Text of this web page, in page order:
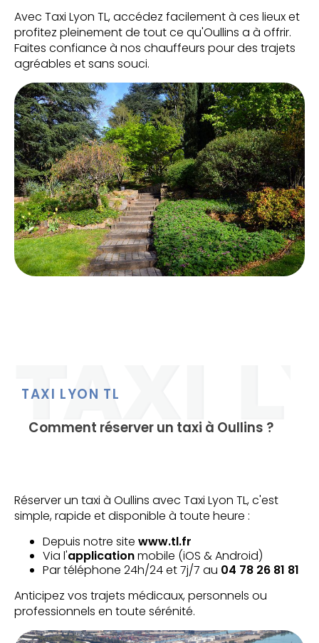
Avec Taxi Lyon TL, accédez facilement à ces lieux et
profitez pleinement de tout ce qu'Oullins a à offrir.
Faites confiance à nos chauffeurs pour des trajets
agréables et sans souci.
TAXI LYON TL
Comment réserver un taxi à Oullins ?
Réserver un taxi à Oullins avec Taxi Lyon TL, c'est
simple, rapide et disponible à toute heure :
Depuis notre site www.tl.fr
Via l'applicationmobile (iOS & Android)
Par téléphone 24h/24 et 7j/7 au 04 78 26 81 81
Anticipez vos trajets médicaux, personnels ou
professionnels en toute sérénité.